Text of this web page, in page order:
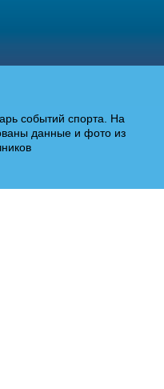
событий спорта. На
данные и фото из